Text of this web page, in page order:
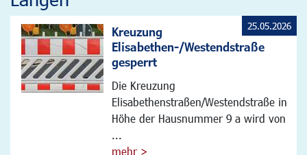
Kreuzung
Elisabethen-/Westendstraße
gesperrt
Die Kreuzung
Elisabethenstraßen/Westendstraße in
Höhe der Hausnummer 9 a wird von
...
mehr >
25.05.2026